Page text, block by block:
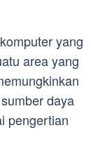
yang
area yang
daya
pengertian